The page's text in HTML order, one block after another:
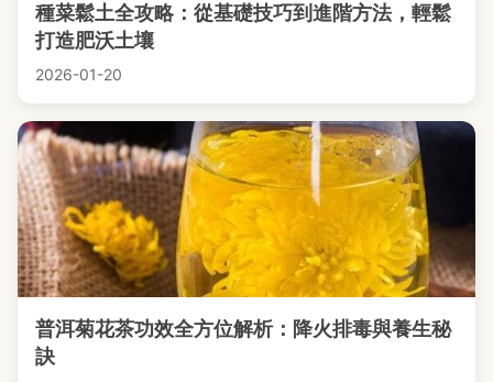
種菜鬆土全攻略：從基礎技巧到進階方法，輕鬆
打造肥沃土壤
2026-01-20
普洱菊花茶功效全方位解析：降火排毒與養生秘
訣